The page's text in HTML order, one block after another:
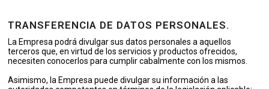
TRANSFERENCIA DE DATOS PERSONALES.
La Empresa podrá divulgar sus datos personales a aquellos
terceros que, en virtud de los servicios y productos ofrecidos,
necesiten conocerlos para cumplir cabalmente con los mismos.
Asimismo, la Empresa puede divulgar su información a las